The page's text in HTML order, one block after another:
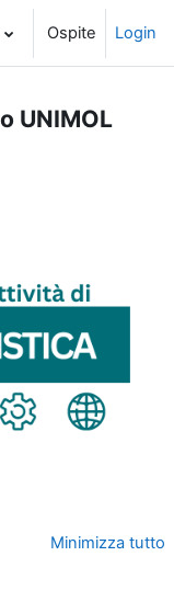
Ospite Login
UNIMOL
Minimizza tutto